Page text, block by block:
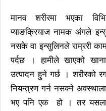
मानव शरीरमा भएका
प्याङक्रियाज नामक अंगले
नसके वा इन्सुलिनले राम्ररी
पर्दछ । हामीले खाएको
उत्पादन हुने गर्छ । शरीरको
नियन्त्रण गर्न नसक्ने
भए पनि एक हो । तर